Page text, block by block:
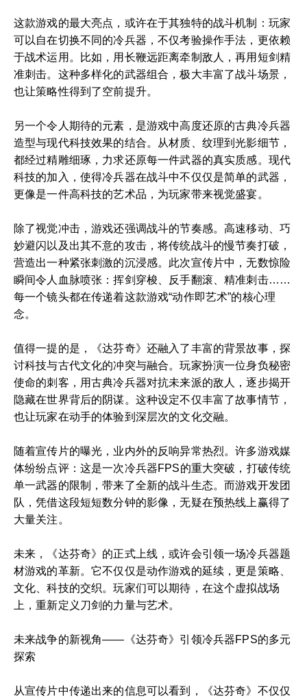
这款游戏的最大亮点，或许在于其独特的战斗机制：玩家
可以自在切换不同的冷兵器，不仅考验操作手法，更依赖
于战术运用。比如，用长鞭远距离牵制敌人，再用短剑精
准刺击。这种多样化的武器组合，极大丰富了战斗场景，
也让策略性得到了空前提升。
另一个令人期待的元素，是游戏中高度还原的古典冷兵器
造型与现代科技效果的结合。从材质、纹理到光影细节，
都经过精雕细琢，力求还原每一件武器的真实质感。现代
科技的加入，使得冷兵器在战斗中不仅仅是简单的武器，
更像是一件高科技的艺术品，为玩家带来视觉盛宴。
除了视觉冲击，游戏还强调战斗的节奏感。高速移动、巧
妙避闪以及出其不意的攻击，将传统战斗的慢节奏打破，
营造出一种紧张刺激的沉浸感。此次宣传片中，无数惊险
瞬间令人血脉喷张：挥剑穿梭、反手翻滚、精准刺击……
每一个镜头都在传递着这款游戏“动作即艺术”的核心理
念。
值得一提的是，《达芬奇》还融入了丰富的背景故事，探
讨科技与古代文化的冲突与融合。玩家扮演一位身负秘密
使命的刺客，用古典冷兵器对抗未来派的敌人，逐步揭开
隐藏在世界背后的阴谋。这种设定不仅丰富了故事情节，
也让玩家在动手的体验到深层次的文化交融。
随着宣传片的曝光，业内外的反响异常热烈。许多游戏媒
体纷纷点评：这是一次冷兵器FPS的重大突破，打破传统
单一武器的限制，带来了全新的战斗生态。而游戏开发团
队，凭借这段短短数分钟的影像，无疑在预热线上赢得了
大量关注。
未来，《达芬奇》的正式上线，或许会引领一场冷兵器题
材游戏的革新。它不仅仅是动作游戏的延续，更是策略、
文化、科技的交织。玩家们可以期待，在这个虚拟战场
上，重新定义刀剑的力量与艺术。
未来战争的新视角——《达芬奇》引领冷兵器FPS的多元
探索
从宣传片中传递出来的信息可以看到，《达芬奇》不仅仅